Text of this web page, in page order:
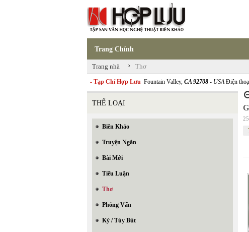
Trang Chính
Trang nhà › Thơ
- Tạp Chí Hợp Lưu Fountain Valley, CA 92708 - USAĐiện
THỂ LOẠI
Biên Khảo
Truyện Ngắn
Bài Mới
Tiểu Luận
Thơ
Phỏng Vấn
Ký / Tùy Bút